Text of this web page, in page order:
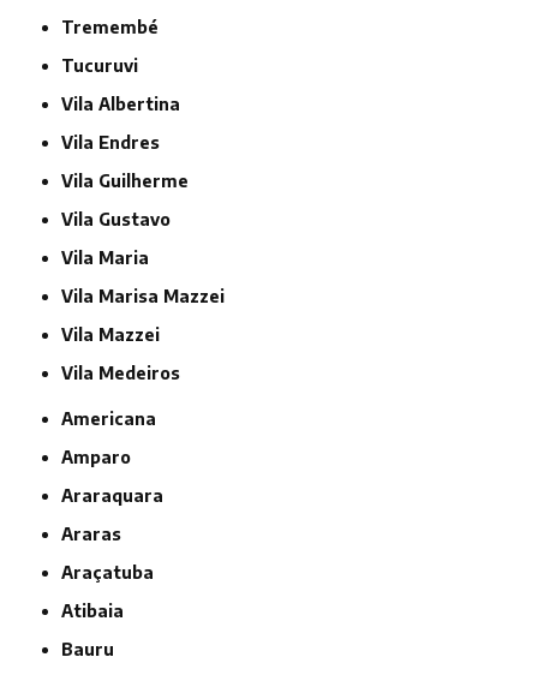
Tremembé
Tucuruvi
Vila Albertina
Vila Endres
Vila Guilherme
Vila Gustavo
Vila Maria
Vila Marisa Mazzei
Vila Mazzei
Vila Medeiros
Americana
Amparo
Araraquara
Araras
Araçatuba
Atibaia
Bauru